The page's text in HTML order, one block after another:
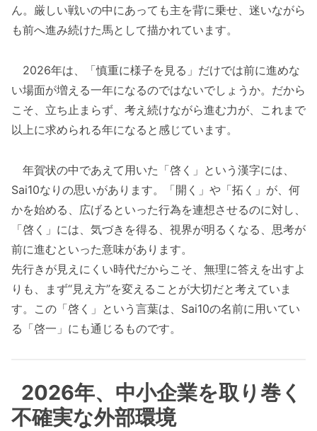
ん。厳しい戦いの中にあっても主を背に乗せ、迷いながら
も前へ進み続けた馬として描かれています。
2026年は、「慎重に様子を見る」だけでは前に進めな
い場面が増える一年になるのではないでしょうか。だから
こそ、立ち止まらず、考え続けながら進む力が、これまで
以上に求められる年になると感じています。
年賀状の中であえて用いた「啓く」という漢字には、
Sai10なりの思いがあります。「開く」や「拓く」が、何
かを始める、広げるといった行為を連想させるのに対し、
「啓く」には、気づきを得る、視界が明るくなる、思考が
前に進むといった意味があります。
先行きが見えにくい時代だからこそ、無理に答えを出すよ
りも、まず“見え方”を変えることが大切だと考えていま
す。この「啓く」という言葉は、Sai10の名前に用いてい
る「啓一」にも通じるものです。
2026年、中小企業を取り巻く
不確実な外部環境